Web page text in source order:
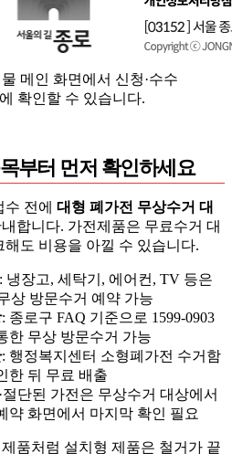
메인 화면에서 신청·수수
확인할 수 있습니다.
부터 먼저 확인하세요
전에 대형 폐가전 무상수거 대
합니다. 가전제품은 무료수거 대
도 비용을 아낄 수 있습니다.
: 냉장고, 세탁기, 에어컨, TV 등은
상 방문수거 예약 가능
: 종로구 FAQ 기준으로 1599-0903
한 무상 방문수거 가능
: 행정복지센터 소형폐가전 수거함
한 뒤 무료 배출
절단된 가전은 무상수거 대상에서
약 화면에서 마지막 확인 필요
품처럼 설치형 제품은 철거가 끝